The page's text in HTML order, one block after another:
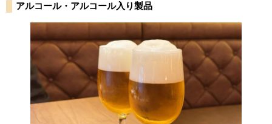
アルコール・アルコール入り製品